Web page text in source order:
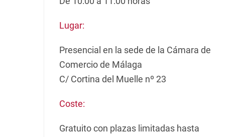
Lugar:
Presencial en la sede de la Cámara de
Comercio de Málaga
C/ Cortina del Muelle nº 23
Coste:
Gratuito con plazas limitadas hasta